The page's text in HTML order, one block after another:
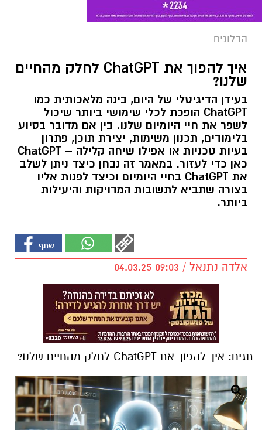
הבלוגים
איך להפוך את ChatGPT לחלק מהחיים
שלנו?
בעידן הדיגיטלי של היום, בינה מלאכותית כמו
ChatGPT הופכת לכלי שימושי ביותר שיכול
לשפר את חיי היומיום שלנו. בין אם מדובר בסיוע
בלימודים, תכנון משימות, יצירת תוכן, פתרון
בעיות טכניות או אפילו שיחה קלילה – ChatGPT
כאן כדי לעזור. במאמר זה נבחן כיצד ניתן לשלב
את ChatGPT בחיי היומיום וכיצד לפנות אליו
בצורה שתביא לתשובות המדויקות והיעילות
ביותר.
אלדה נתנאל / 09:03 04.03.25
תגים: איך להפוך את ChatGPT לחלק מהחיים שלנו?